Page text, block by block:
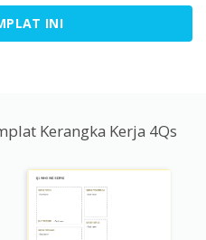
INI
Kerangka Kerja 4Qs